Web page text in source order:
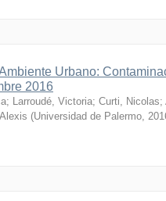
Urbano:
2016
; Larroudé, Victoria; Curti, Nicolas;
(Universidad de Palermo,